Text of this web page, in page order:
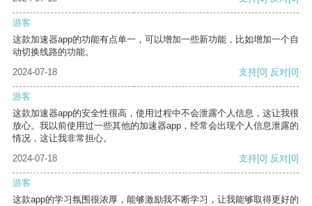
游客
这款加速器app的功能有点单一，可以增加一些新功能，比如增加一个自
动切换线路的功能。
2024-07-18
支持[0] 反对[0]
游客
这款加速器app的安全性很高，使用过程中不会泄露个人信息，这让我很
放心。我以前使用过一些其他的加速器app，经常会出现个人信息泄露的
情况，这让我非常担心。
2024-07-18
支持[0] 反对[0]
游客
这款app的学习氛围很浓厚，能够激励我不断学习，让我能够取得更好的